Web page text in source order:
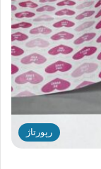
رپورتاژ